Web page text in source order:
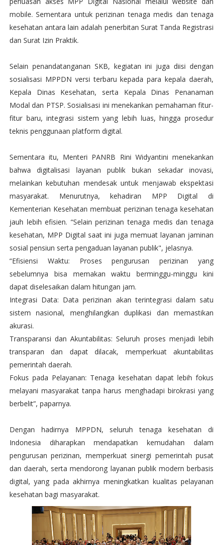
mobile. Sementara untuk perizinan tenaga medis dan tenaga
kesehatan antara lain adalah penerbitan Surat Tanda Registrasi
dan Surat Izin Praktik.
Selain penandatanganan SKB, kegiatan ini juga diisi dengan
sosialisasi MPPDN versi terbaru kepada para kepala daerah,
Kepala Dinas Kesehatan, serta Kepala Dinas Penanaman
Modal dan PTSP. Sosialisasi ini menekankan pemahaman fitur-
fitur baru, integrasi sistem yang lebih luas, hingga prosedur
teknis penggunaan platform digital.
Sementara itu, Menteri PANRB Rini Widyantini menekankan
bahwa digitalisasi layanan publik bukan sekadar inovasi,
melainkan kebutuhan mendesak untuk menjawab ekspektasi
masyarakat. Menurutnya, kehadiran MPP Digital di
Kementerian Kesehatan membuat perizinan tenaga kesehatan
jauh lebih efisien. “Selain perizinan tenaga medis dan tenaga
kesehatan, MPP Digital saat ini juga memuat layanan jaminan
sosial pensiun serta pengaduan layanan publik", jelasnya.
“Efisiensi Waktu: Proses pengurusan perizinan yang
sebelumnya bisa memakan waktu berminggu-minggu kini
dapat diselesaikan dalam hitungan jam.
Integrasi Data: Data perizinan akan terintegrasi dalam satu
sistem nasional, menghilangkan duplikasi dan memastikan
akurasi.
Transparansi dan Akuntabilitas: Seluruh proses menjadi lebih
transparan dan dapat dilacak, memperkuat akuntabilitas
pemerintah daerah.
Fokus pada Pelayanan: Tenaga kesehatan dapat lebih fokus
melayani masyarakat tanpa harus menghadapi birokrasi yang
berbelit”, paparnya.
Dengan hadirnya MPPDN, seluruh tenaga kesehatan di
Indonesia diharapkan mendapatkan kemudahan dalam
pengurusan perizinan, memperkuat sinergi pemerintah pusat
dan daerah, serta mendorong layanan publik modern berbasis
digital, yang pada akhirnya meningkatkan kualitas pelayanan
kesehatan bagi masyarakat.